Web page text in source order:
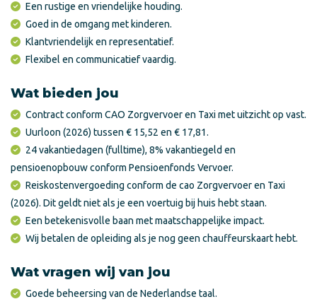
Een rustige en vriendelijke houding.
Goed in de omgang met kinderen.
Klantvriendelijk en representatief.
Flexibel en communicatief vaardig.
Wat bieden jou
Contract conform CAO Zorgvervoer en Taxi met uitzicht op vast.
Uurloon (2026) tussen € 15,52 en € 17,81.
24 vakantiedagen (fulltime), 8% vakantiegeld en
pensioenopbouw conform Pensioenfonds Vervoer.
Reiskostenvergoeding conform de cao Zorgvervoer en Taxi
(2026). Dit geldt niet als je een voertuig bij huis hebt staan.
Een betekenisvolle baan met maatschappelijke impact.
Wij betalen de opleiding als je nog geen chauffeurskaart hebt.
Wat vragen wij van jou
Goede beheersing van de Nederlandse taal.